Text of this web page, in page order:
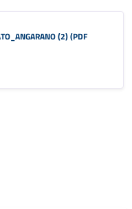
(2) (PDF